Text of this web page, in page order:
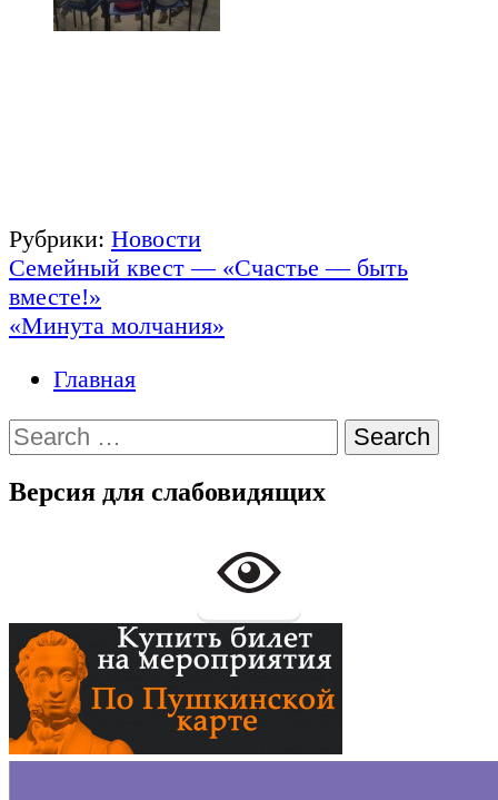
Рубрики: Новости
Навигация
по
записям
Семейный квест — «Счастье — быть
вместе!»
«Минута молчания»
Главная
Search
for:
Версия для слабовидящих